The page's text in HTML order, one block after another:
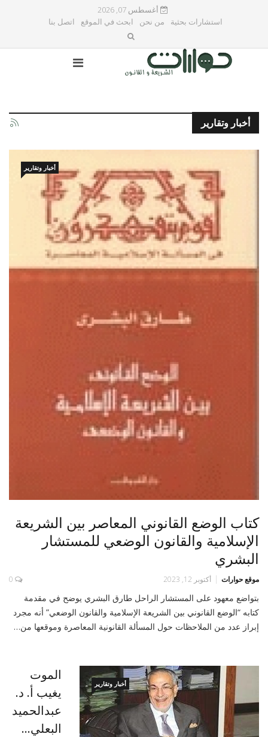
أغسطس 07, 2026
استشارات بحثية
من نحن ابحث في الموقع اتصل بنا
أخبار وتقارير
أخبار وتقارير
كتاب الوضع القانوني المعاصر بين الشريعة
الإسلامية والقانون الوضعي للمستشار
البشري
موقع حوارات أكتوبر 12, 2023 0
بتواضع معهود على المستشار الراحل طارق البشري يوضح في مقدمة
كتابه “الوضع القانوني بين الشريعة الإسلامية والقانون الوضعي” أنه مجرد
إبراز عدد من الملاحظات حول المسألة القانونية المعاصرة وموقعها من…
أخبار وتقارير
الموت
يغيب أ. د.
عبدالحميد
البعلي…